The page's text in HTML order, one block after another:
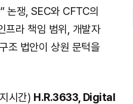
논쟁, SEC와 CFTC의
프라 책임 범위, 개발자
조 법안이 상원 문턱을
시간) H.R.3633, Digital